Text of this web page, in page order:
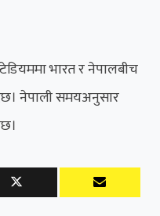
भारत र नेपालबीच
नेपाली समयअनुसार